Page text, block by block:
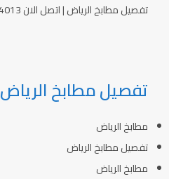
تفصيل مطابخ الرياض | اتصل الان 0538144013
تفصيل مطابخ الرياض 0538144013
مطابخ الرياض
تفصيل مطابخ الرياض
مطابخ الرياض